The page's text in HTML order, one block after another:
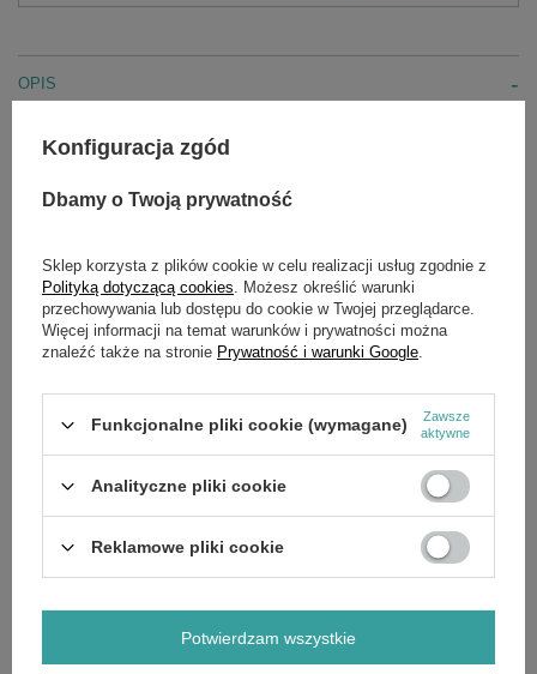
OPIS
Rodzina ostrzy do drewna i metalu jest zaprojektowana
pod kątem wymagającego cięcia w drewnie, nawet z
wpuszczonymi gwoździami, lecz można ją także
wykorzystać do grubszych, metalowych materiałów.
Standardowe (ST) brzeszczoty bimetaliczne ze
zgrubnymi, precyzyjnymi zębami to seria elastycznych
brzeszczotów ze standardowym korpusem, który
sprawia, że produkt jest bardziej elastyczny i łatwiej
można go zginać.
SZCZEGÓŁOWE DANE
OPINIE (0)
OSTATNIO OGLĄDANE
Konfiguracja zgód
Dbamy o Twoją prywatność
Sklep korzysta z plików cookie w celu realizacji usług zgodnie z
Polityką dotyczącą cookies . Możesz określić warunki
przechowywania lub dostępu do cookie w Twojej przeglądarce.
Więcej informacji na temat warunków i prywatności można
znaleźć także na stronie Prywatność i warunki Google
Funkcjonalne pliki cookie (wymagane)
Zawsze
aktywne
Analityczne pliki cookie
Reklamowe pliki cookie
Potwierdzam wszystkie